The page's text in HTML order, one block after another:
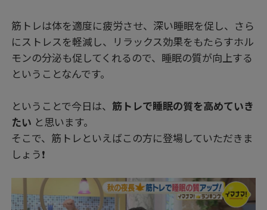
筋トレは体を適度に疲労させ、深い睡眠を促し、さら
にストレスを軽減し、リラックス効果をもたらすホル
モンの分泌も促してくれるので、睡眠の質が向上する
ということなんです。
ということで今日は、筋トレで睡眠の質を高めていき
たい と思います。
そこで、筋トレといえばこの方に登場していただきま
しょう❗